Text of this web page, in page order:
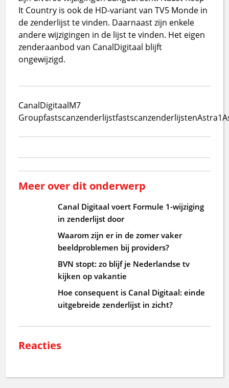
It Country is ook de HD-variant van TV5 Monde in
de zenderlijst te vinden. Daarnaast zijn enkele
andere wijzigingen in de lijst te vinden. Het eigen
zenderaanbod van CanalDigitaal blijft
ongewijzigd.
CanalDigitaalM7
GroupfastscanzenderlijstfastscanzenderlijstenAstra1
Meer over dit onderwerp
Canal Digitaal voert Formule 1-wijziging
in zenderlijst door
Waarom zijn er in de zomer vaker
beeldproblemen bij providers?
BVN stopt: zo blijf je Nederlandse tv
kijken op vakantie
Hoe consequent is Canal Digitaal: einde
uitgebreide zenderlijst in zicht?
Reacties